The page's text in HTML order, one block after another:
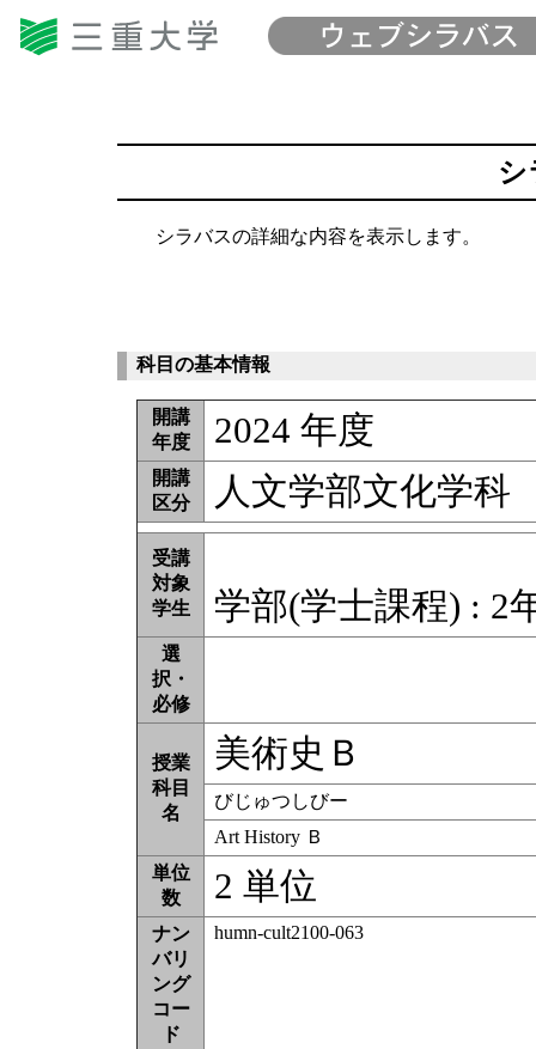
シ
シラバスの詳細な内容を表示します。
科目の基本情報
開講
年度
2024 年度
開講
区分
人文学部文化学科
受講
対象
学生
学部(学士課程) : 2
選
択・
必修
授業
科目
名
美術史Ｂ
びじゅつしびー
Art History Ｂ
単位
数
2 単位
ナン
バリ
ング
コー
ド
humn-cult2100-063